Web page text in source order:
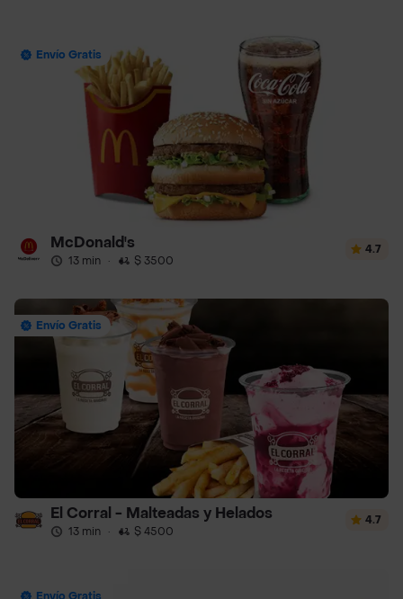
Envío Gratis
McDonald's
13 min · $ 3500
4.7
Envío Gratis
El Corral - Malteadas y Helados
13 min · $ 4500
4.7